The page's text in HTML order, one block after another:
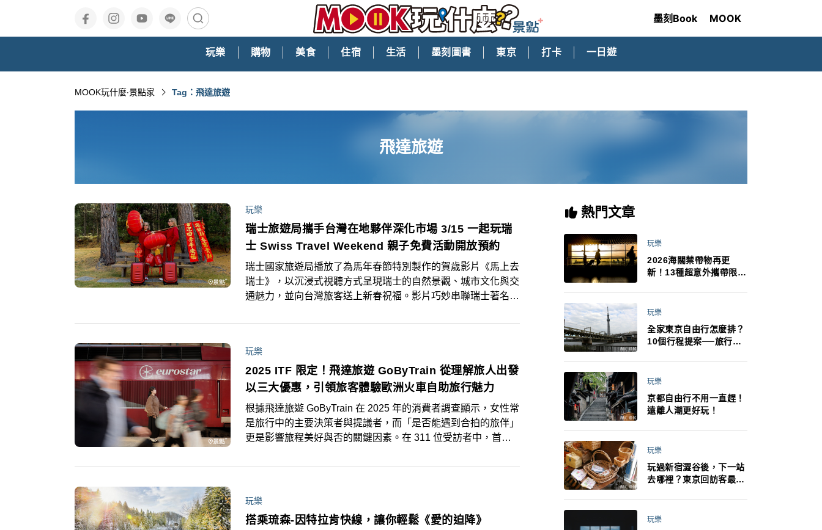
墨刻Book MOOK
玩樂 購物 美食 住宿 生活 墨刻圖書 東京 打卡 一日遊
MOOK玩什麼‧景點家 Tag：飛達旅遊
飛達旅遊
玩樂
瑞士旅遊局攜手台灣在地夥伴深化市場 3/15 一起玩瑞
士 Swiss Travel Weekend 親子免費活動開放預約
瑞士國家旅遊局播放了為馬年春節特別製作的賀歲影片《馬上去
瑞士》，以沉浸式視聽方式呈現瑞士的自然景觀、城市文化與交
通魅力，並向台灣旅客送上新春祝福。影片巧妙串聯瑞士著名景
彩的琉森老城、瑞雪紛飛的策馬特、銀裝素裹的少女峰區、龍馬
活力與喜悅。
玩樂
2025 ITF 限定！飛達旅遊 GoByTrain 從理解旅人出發
以三大優惠，引領旅客體驗歐洲火車自助旅行魅力
根據飛達旅遊 GoByTrain 在 2025 年的消費者調查顯示，女性常
是旅行中的主要決策者與提議者，而「是否能遇到合拍的旅伴」
更是影響旅程美好與否的關鍵因素。在 311 位受訪者中，首次
預算（77%），其次才是請假困難，語言則不再是主要顧慮。旅
旅客則有 43% 偏好主題性旅遊（如鐵道、建築...等）。
玩樂
搭乘琉森-因特拉肯快線，讓你輕鬆《愛的迫降》
熱門文章
玩樂
2026海關禁帶物再更
新！13種超意外攜帶限
最高還罰百萬！注意事項
玩樂
全家東京自由行怎麼排？
10個行程提案──旅行不
法！
玩樂
京都自由行不用一直趕！
遠離人潮更好玩！
玩樂
玩過新宿澀谷後，下一站
去哪裡？東京回訪客最推
玩樂